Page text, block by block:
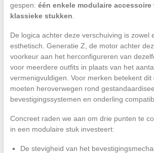
gespen: één enkele modulaire
klassieke stukken
De logica achter deze verschuiving is zowel
esthetisch. Generatie Z, de motor achter
voorkeur aan het herconfigureren van
voor meerdere outfits in plaats van het
vermenigvuldigen. Voor merken betekent
moeten heroverwegen rond
bevestigingssystemen en onderling
Concreet raden we aan om drie punten te
in een modulaire stuk investeert:
De stevigheid van het